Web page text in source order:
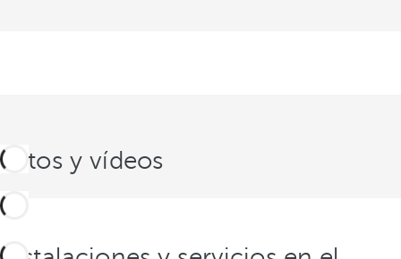
Fotos y vídeos